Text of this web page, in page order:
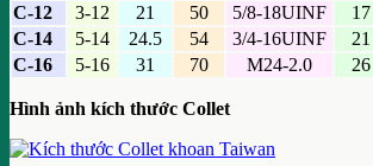
C-12
3-12 21 50 5/8-18UINF
17
C-14
5-14 24.5 54 3/4-16UINF
21
C-16
5-16 31 70 M24-2.0 26
Hình ảnh kích thước Collet